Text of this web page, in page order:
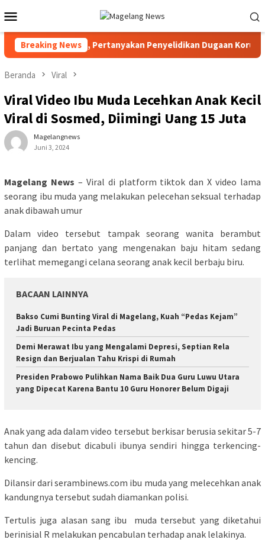
ke
kontenMobile
Breaking News
Magelang, Pertanyakan Penyelidikan Dugaan Korupsi
Beranda Viral
Viral Video Ibu Muda Lecehkan Anak Kecil
Viral di Sosmed, Diimingi Uang 15 Juta
Magelangnews
Juni 3, 2024
Magelang News – Viral di platform tiktok dan X video lama
seorang ibu muda yang melakukan pelecehan seksual terhadap
anak dibawah umur
Dalam video tersebut tampak seorang wanita berambut
panjang dan bertato yang mengenakan baju hitam sedang
terlihat memegangi celana seorang anak kecil berbaju biru.
BACAAN LAINNYA
Bakso Cumi Bunting Viral di Magelang, Kuah “Pedas Kejam”
Jadi Buruan Pecinta Pedas
Demi Merawat Ibu yang Mengalami Depresi, Septian Rela
Resign dan Berjualan Tahu Krispi di Rumah
Presiden Prabowo Pulihkan Nama Baik Dua Guru Luwu Utara
yang Dipecat Karena Bantu 10 Guru Honorer Belum Digaji
Anak yang ada dalam video tersebut berkisar berusia sekitar 5-7
tahun dan disebut dicabuli ibunya sendiri hingga terkencing-
kencing.
Dilansir dari serambinews.com ibu muda yang melecehkan anak
kandungnya tersebut sudah diamankan polisi.
Tertulis juga alasan sang ibu muda tersebut yang diketahui
berinisial R melakukan pencabulan terhadap anak lelakinya.